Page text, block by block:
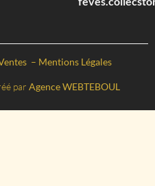
– Mentions Légales
par Agence WEBTEBOUL